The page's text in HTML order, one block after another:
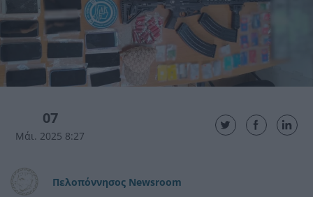
07
Μάι. 2025 8:27
Πελοπόννησος Newsroom